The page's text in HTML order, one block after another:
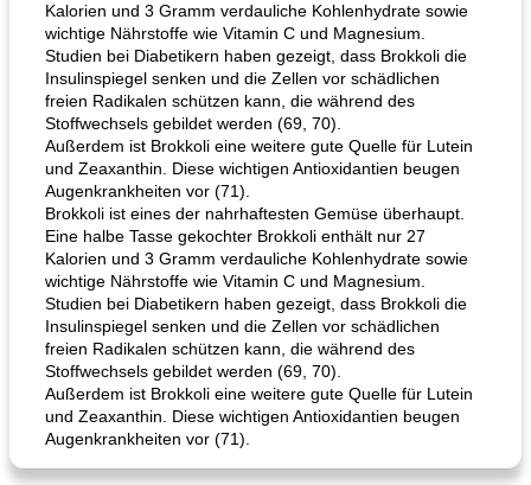
Kalorien und 3 Gramm verdauliche Kohlenhydrate sowie
wichtige Nährstoffe wie Vitamin C und Magnesium.
Studien bei Diabetikern haben gezeigt, dass Brokkoli die
Insulinspiegel senken und die Zellen vor schädlichen
freien Radikalen schützen kann, die während des
Stoffwechsels gebildet werden (69, 70).
Außerdem ist Brokkoli eine weitere gute Quelle für Lutein
und Zeaxanthin. Diese wichtigen Antioxidantien beugen
Augenkrankheiten vor (71).
Brokkoli ist eines der nahrhaftesten Gemüse überhaupt.
Eine halbe Tasse gekochter Brokkoli enthält nur 27
Kalorien und 3 Gramm verdauliche Kohlenhydrate sowie
wichtige Nährstoffe wie Vitamin C und Magnesium.
Studien bei Diabetikern haben gezeigt, dass Brokkoli die
Insulinspiegel senken und die Zellen vor schädlichen
freien Radikalen schützen kann, die während des
Stoffwechsels gebildet werden (69, 70).
Außerdem ist Brokkoli eine weitere gute Quelle für Lutein
und Zeaxanthin. Diese wichtigen Antioxidantien beugen
Augenkrankheiten vor (71).